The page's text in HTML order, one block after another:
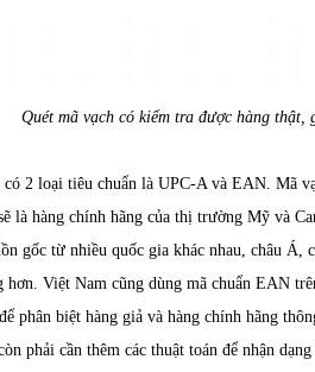
Quét mã vạch có kiểm tra được hàng thật,
2 loại tiêu chuẩn là UPC-A và EAN. Mã
là hàng chính hãng của thị trường Mỹ và
gốc từ nhiều quốc gia khác nhau, châu Á,
Việt Nam cũng dùng mã chuẩn EAN
phân biệt hàng giả và hàng chính hãng
phải cần thêm các thuật toán để nhận